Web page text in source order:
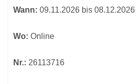
Wann: 09.11.2026 bis 08.12.2026
Wo: Online
Nr.: 26113716